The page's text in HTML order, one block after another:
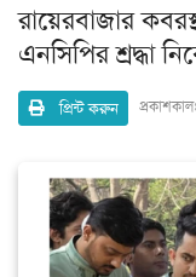
রায়েরবাজার
এনসিপির শ্রদ্ধা
প্রিন্ট করুন